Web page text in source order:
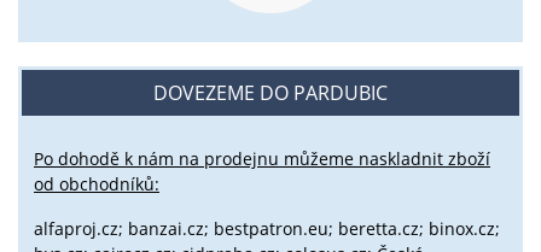
DOVEZEME DO PARDUBIC
Po dohodě k nám na prodejnu můžeme naskladnit zboží
od obchodníků:
alfaproj.cz; banzai.cz; bestpatron.eu; beretta.cz; binox.cz;